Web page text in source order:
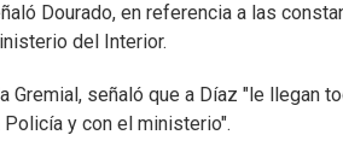
Dourado, en referencia a las
del Interior.
Gremial, señaló que a Díaz "le llegan
y con el ministerio".